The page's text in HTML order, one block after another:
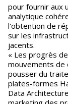
pour fournir aux
analytique
l'obtention de
sur les
jacents.
« Les progrès
mouvements de
pousser du
plates-formes
Data